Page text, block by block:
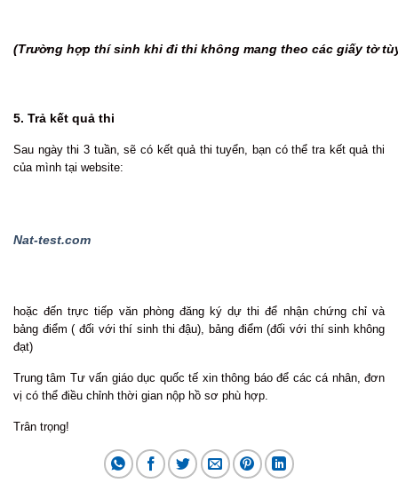
(Trường hợp thí sinh khi đi thi không mang theo các giấy tờ
5. Trả kết quả thi
Sau ngày thi 3 tuần, sẽ có kết quả thi tuyển, bạn có thể tra kết quả thi
của mình tại website:
Nat-test.com
hoặc đến trực tiếp văn phòng đăng ký dự thi để nhận chứng chỉ và
bảng điểm ( đối với thí sinh thi đậu), bảng điểm (đối với thí sinh không
đạt)
Trung tâm Tư vấn giáo dục quốc tế xin thông báo để các cá nhân, đơn
vị có thể điều chỉnh thời gian nộp hồ sơ phù hợp.
Trân trọng!